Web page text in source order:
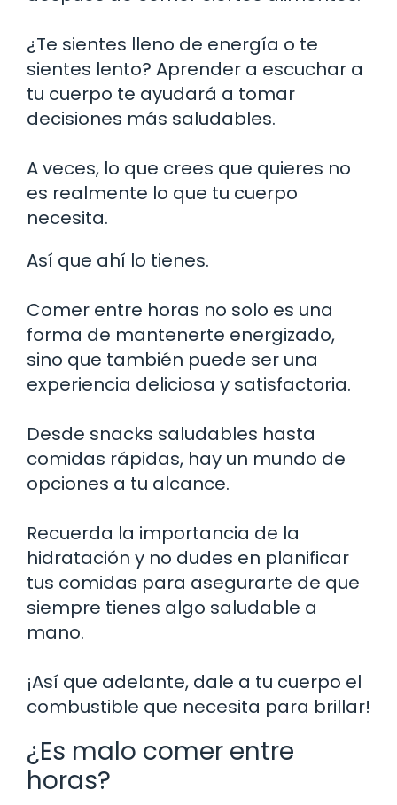
¿Te sientes lleno de energía o te
sientes lento? Aprender a escuchar a
tu cuerpo te ayudará a tomar
decisiones más saludables.
A veces, lo que crees que quieres no
es realmente lo que tu cuerpo
necesita.
Así que ahí lo tienes.
Comer entre horas no solo es una
forma de mantenerte energizado,
sino que también puede ser una
experiencia deliciosa y satisfactoria.
Desde snacks saludables hasta
comidas rápidas, hay un mundo de
opciones a tu alcance.
Recuerda la importancia de la
hidratación y no dudes en planificar
tus comidas para asegurarte de que
siempre tienes algo saludable a
mano.
¡Así que adelante, dale a tu cuerpo el
combustible que necesita para brillar!
¿Es malo comer entre
horas?